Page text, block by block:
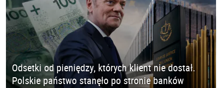
Odsetki od pieniędzy, których klient nie dostał.
Polskie państwo stanęło po stronie banków